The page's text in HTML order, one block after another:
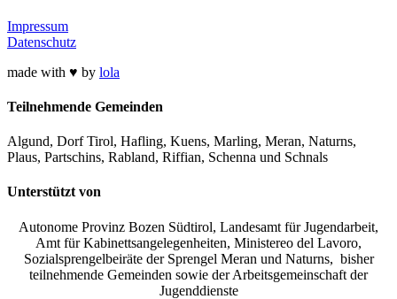
Impressum
Datenschutz
made with ♥ by lola
Teilnehmende Gemeinden
Algund, Dorf Tirol, Hafling, Kuens, Marling, Meran, Naturns,
Plaus, Partschins, Rabland, Riffian, Schenna und Schnals
Unterstützt von
Autonome Provinz Bozen Südtirol, Landesamt für Jugendarbeit,
Amt für Kabinettsangelegenheiten, Ministereo del Lavoro,
Sozialsprengelbeiräte der Sprengel Meran und Naturns, bisher
teilnehmende Gemeinden sowie der Arbeitsgemeinschaft der
Jugenddienste